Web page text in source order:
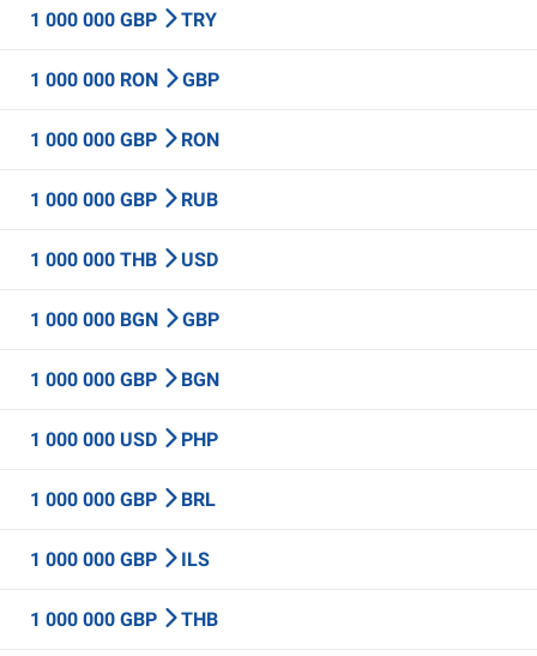
1 000 000 GBP TRY
1 000 000 RON GBP
1 000 000 GBP RON
1 000 000 GBP RUB
1 000 000 THB USD
1 000 000 BGN GBP
1 000 000 GBP BGN
1 000 000 USD PHP
1 000 000 GBP BRL
1 000 000 GBP ILS
1 000 000 GBP THB